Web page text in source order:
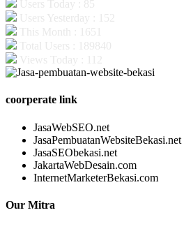
coorperate link
JasaWebSEO.net
JasaPembuatanWebsiteBekasi.net
JasaSEObekasi.net
JakartaWebDesain.com
InternetMarketerBekasi.com
Our Mitra